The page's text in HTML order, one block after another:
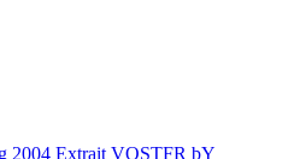
2004 Extrait VOSTFR bY